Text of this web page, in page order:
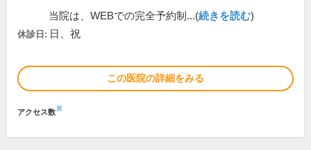
当院は、WEBでの完全予約制...(続きを読む)
休診日: 日、祝
この医院の詳細をみる
アクセス数※